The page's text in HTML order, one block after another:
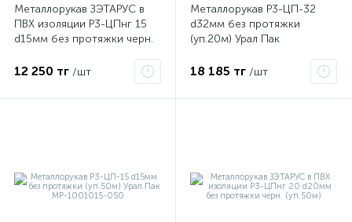
Металлорукав ЗЭТАРУС в
ПВХ изоляции Р3-ЦПнг 15
d15мм без протяжки черн.
12 250 тг /шт
Металлорукав Р3-ЦП-32
d32мм без протяжки
(уп.20м) Урал Пак
18 185 тг /шт